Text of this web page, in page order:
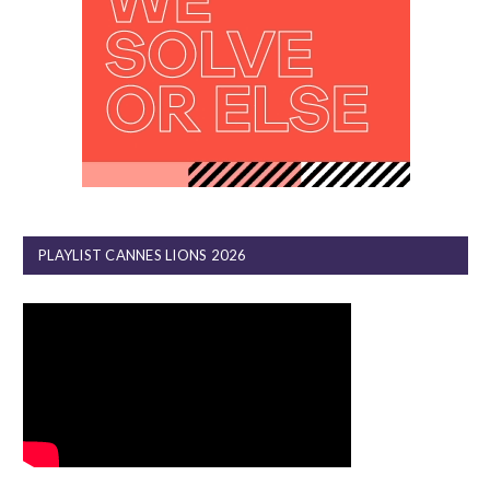
PLAYLIST CANNES LIONS 2026